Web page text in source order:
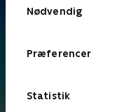
Nødvendig
Præferencer
Statistik